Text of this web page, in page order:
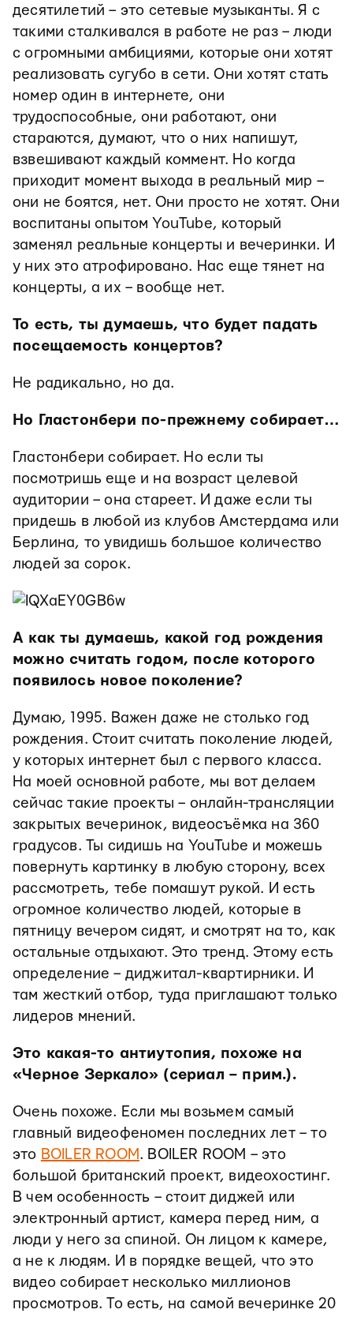
десятилетий – это сетевые музыканты. Я с
такими сталкивался в работе не раз – люди
с огромными амбициями, которые они хотят
реализовать сугубо в сети. Они хотят стать
номер один в интернете, они
трудоспособные, они работают, они
стараются, думают, что о них напишут,
взвешивают каждый коммент. Но когда
приходит момент выхода в реальный мир –
они не боятся, нет. Они просто не хотят. Они
воспитаны опытом YouTube, который
заменял реальные концерты и вечеринки. И
у них это атрофировано. Нас еще тянет на
концерты, а их – вообще нет.
То есть, ты думаешь, что будет падать
посещаемость концертов?
Не радикально, но да.
Но Гластонбери по-прежнему собирает…
Гластонбери собирает. Но если ты
посмотришь еще и на возраст целевой
аудитории – она стареет. И даже если ты
придешь в любой из клубов Амстердама или
Берлина, то увидишь большое количество
людей за сорок.
А как ты думаешь, какой год рождения
можно считать годом, после которого
появилось новое поколение?
Думаю, 1995. Важен даже не столько год
рождения. Стоит считать поколение людей,
у которых интернет был с первого класса.
На моей основной работе, мы вот делаем
сейчас такие проекты – онлайн-трансляции
закрытых вечеринок, видеосъёмка на 360
градусов. Ты сидишь на YouTube и можешь
повернуть картинку в любую сторону, всех
рассмотреть, тебе помашут рукой. И есть
огромное количество людей, которые в
пятницу вечером сидят, и смотрят на то, как
остальные отдыхают. Это тренд. Этому есть
определение – диджитал-квартирники. И
там жесткий отбор, туда приглашают только
лидеров мнений.
Это какая-то антиутопия, похоже на
«Черное Зеркало» (сериал – прим.).
Очень похоже. Если мы возьмем самый
главный видеофеномен последних лет – то
это BOILER ROOM. BOILER ROOM – это
большой британский проект, видеохостинг.
В чем особенность – стоит диджей или
электронный артист, камера перед ним, а
люди у него за спиной. Он лицом к камере,
а не к людям. И в порядке вещей, что это
видео собирает несколько миллионов
просмотров. То есть, на самой вечеринке 20